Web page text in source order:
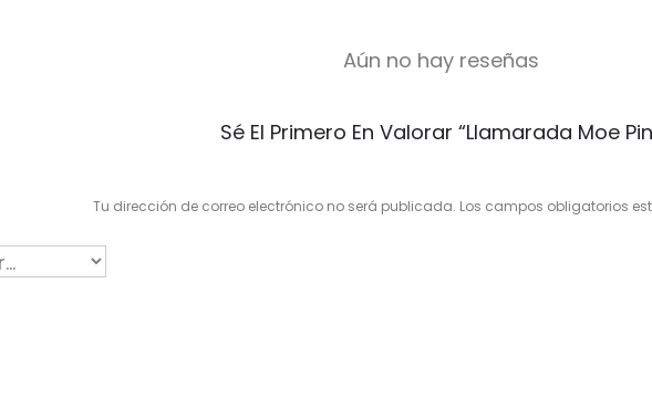
Aún no hay reseñas
Sé El Primero En Valorar “Llamarada Moe
Tu dirección de correo electrónico no será publicada. Los campos obligatorios